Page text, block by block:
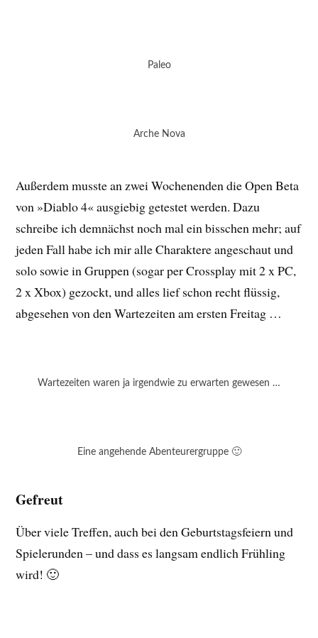
Paleo
Arche Nova
Außerdem musste an zwei Wochenenden die Open Beta
von »Diablo 4« ausgiebig getestet werden. Dazu
schreibe ich demnächst noch mal ein bisschen mehr; auf
jeden Fall habe ich mir alle Charaktere angeschaut und
solo sowie in Gruppen (sogar per Crossplay mit 2 x PC,
2 x Xbox) gezockt, und alles lief schon recht flüssig,
abgesehen von den Wartezeiten am ersten Freitag …
Wartezeiten waren ja irgendwie zu erwarten gewesen …
Eine angehende Abenteurergruppe 🙂
Gefreut
Über viele Treffen, auch bei den Geburtstagsfeiern und
Spielerunden – und dass es langsam endlich Frühling
wird! 🙂